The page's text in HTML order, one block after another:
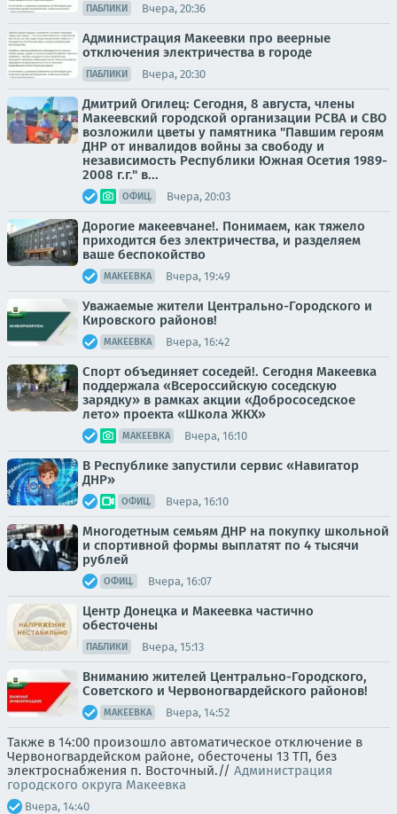
ПАБЛИКИ Вчера, 20:36
Администрация Макеевки про веерные
отключения электричества в городе
ПАБЛИКИ Вчера, 20:30
Дмитрий Огилец: Сегодня, 8 августа, члены
Макеевский городской организации РСВА и СВО
возложили цветы у памятника "Павшим героям
ДНР от инвалидов войны за свободу и
независимость Республики Южная Осетия 1989-
2008 г.г." в...
ОФИЦ. Вчера, 20:03
Дорогие макеевчане!. Понимаем, как тяжело
приходится без электричества, и разделяем
ваше беспокойство
МАКЕЕВКА Вчера, 19:49
Уважаемые жители Центрально-Городского и
Кировского районов!
МАКЕЕВКА Вчера, 16:42
Спорт объединяет соседей!. Сегодня Макеевка
поддержала «Всероссийскую соседскую
зарядку» в рамках акции «Добрососедское
лето» проекта «Школа ЖКХ»
МАКЕЕВКА Вчера, 16:10
В Республике запустили сервис «Навигатор
ДНР»
ОФИЦ. Вчера, 16:10
Многодетным семьям ДНР на покупку школьной
и спортивной формы выплатят по 4 тысячи
рублей
ОФИЦ. Вчера, 16:07
Центр Донецка и Макеевка частично
обесточены
ПАБЛИКИ Вчера, 15:13
Вниманию жителей Центрально-Городского,
Советского и Червоногвардейского районов!
МАКЕЕВКА Вчера, 14:52
Также в 14:00 произошло автоматическое отключение в
Червоногвардейском районе, обесточены 13 ТП, без
электроснабжения п. Восточный.// Администрация
городского округа Макеевка
Вчера, 14:40